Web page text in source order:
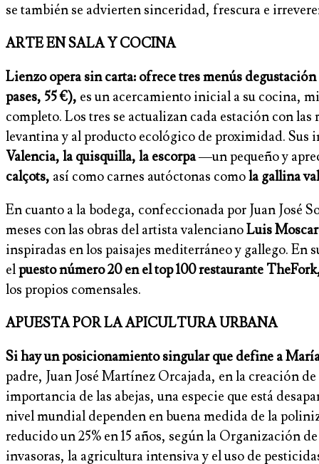
se también se advierten sinceridad, frescura e
ARTE EN SALA Y COCINA
Lienzo opera sin carta: ofrecetres menús
pases, 55 €), es un acercamiento inicial a su cocina,
completo. Los tres se actualizan cada estación con
levantina y al producto ecológico de proximidad. Sus
Valencia, la quisquilla, la escorpa—un pequeño y
calçots, así como carnes autóctonas comola gallina
En cuanto a la bodega, confeccionada por Juan José
meses con las obras del artista valencianoLuis
inspiradas en los paisajes mediterráneo y gallego. En
elpuesto número 20 en el top 100 restaurante
los propios comensales.
APUESTA POR LA APICULTURA URBANA
Si hay un posicionamiento singular que define a
padre, Juan José Martínez Orcajada, en la creación
importancia de las abejas, una especie que está
nivel mundial dependen en buena medida de la
reducido un 25% en 15 años, según la Organización
invasoras, la agricultura intensiva y el uso de